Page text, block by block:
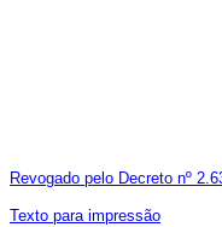
Revogado pelo Decreto nº
Texto para impressão